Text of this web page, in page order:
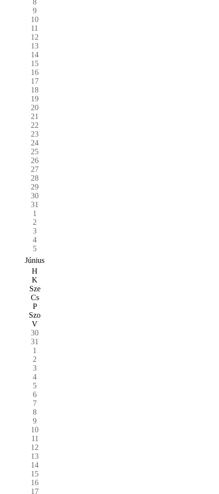
9
10
11
12
13
14
15
16
17
18
19
20
21
22
23
24
25
26
27
28
29
30
31
1
2
3
4
5
Június
H
K
Sze
Cs
P
Szo
V
30
31
1
2
3
4
5
6
7
8
9
10
11
12
13
14
15
16
17